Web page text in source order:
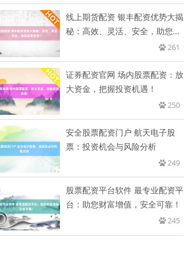
线上期货配资 银丰配资优势大揭
秘：高效、灵活、安全，助您投
261
证券配资官网 场内股票配资：放
大资金，把握投资机遇！
250
安全股票配资门户 航天电子股
票：投资机会与风险分析
249
股票配资平台软件 最专业配资平
台：助您财富增值，安全可靠！
245